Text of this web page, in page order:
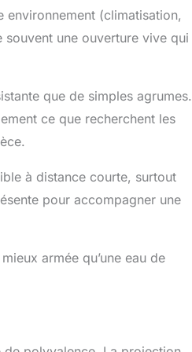
(climatisation,
une ouverture vive qui
que de simples agrumes.
ce que recherchent les
à distance courte, surtout
pour accompagner une
armée qu’une eau de